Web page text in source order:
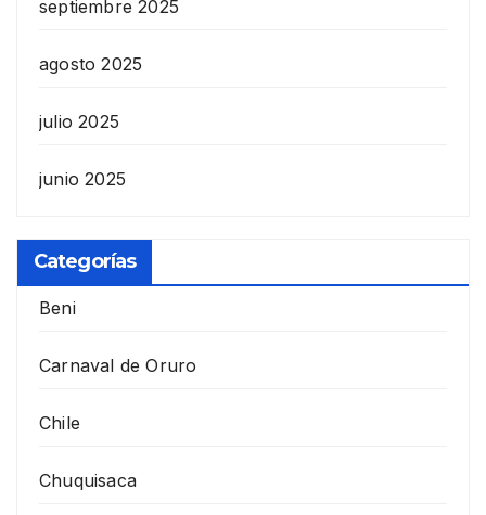
septiembre 2025
agosto 2025
julio 2025
junio 2025
Categorías
Beni
Carnaval de Oruro
Chile
Chuquisaca